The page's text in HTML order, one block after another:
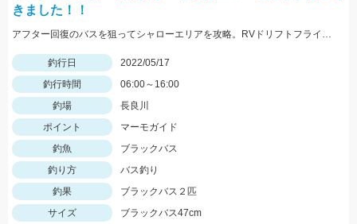
きました！！
アフター回復のバスを狙ってシャローエリアを攻略。RVドリフトフライ、フリックシェイク4.8インチでの釣果でした。
釣行日
2022/05/17
釣行時間
06:00～16:00
釣場
長良川
ポイント
マーモガイド
釣魚
ブラックバス
釣り方
バス釣り
釣果
ブラックバス２匹
サイズ
ブラックバス47cm